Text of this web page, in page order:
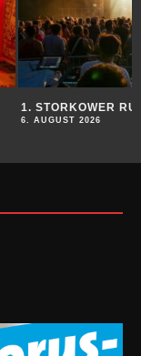
1. STORKOWER
6. AUGUST 2026